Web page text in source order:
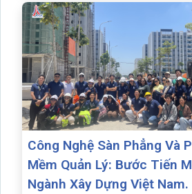
Công Nghệ Sàn Phẳng Và
Mềm Quản Lý: Bước Tiến
Ngành Xây Dựng Việt Nam.